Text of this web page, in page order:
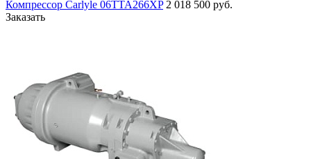
Компрессор Carlyle 06TTA266XP 2 018 500 руб.
Заказать